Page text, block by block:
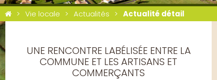
Vie locale Actualités Actualité détail
UNE RENCONTRE LABÉLISÉE ENTRE LA
COMMUNE ET LES ARTISANS ET
COMMERÇANTS